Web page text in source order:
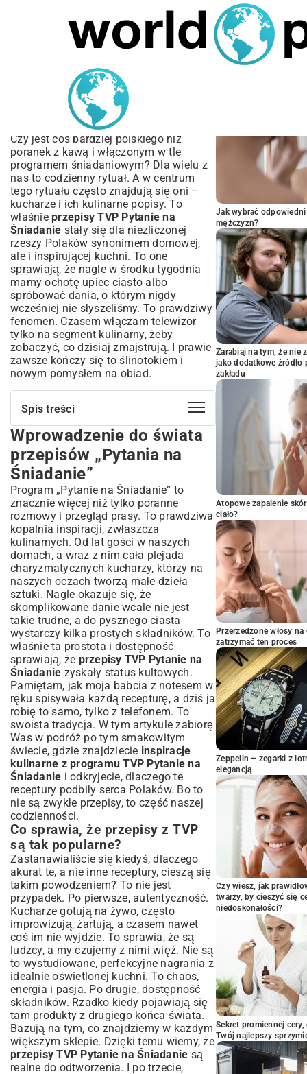
MARIUSZ ŁAMAGA 04.10.2025
Przepisy TVP Pytanie na
Śniadanie – Twoja Brama
do Kulinarnych Inspiracji
Czy jest coś bardziej polskiego niż
poranek z kawą i włączonym w tle
programem śniadaniowym? Dla wielu z
nas to codzienny rytuał. A w centrum
tego rytuału często znajdują się oni –
kucharze i ich kulinarne popisy. To
właśnie przepisy TVP Pytanie na
Śniadanie stały się dla niezliczonej
rzeszy Polaków synonimem domowej,
ale i inspirującej kuchni. To one
sprawiają, że nagle w środku tygodnia
mamy ochotę upiec ciasto albo
spróbować dania, o którym nigdy
wcześniej nie słyszeliśmy. To prawdziwy
fenomen. Czasem włączam telewizor
tylko na segment kulinarny, żeby
zobaczyć, co dzisiaj zmajstrują. I prawie
zawsze kończy się to ślinotokiem i
nowym pomysłem na obiad.
Spis treści
Wprowadzenie do świata przepisów
„Pytania na Śniadanie”
Co sprawia, że przepisy z TVP są tak
popularne?
Przegląd najpopularniejszych kategorii
przepisów
Słodkości i desery – od klasyki po
nowoczesność
Obiady i kolacje – inspiracje na każdy dzień
Zdrowe i szybkie propozycje na śniadanie
Kultowi kucharze i ich niezapomniane
dania
Sekrety kuchni Jurka Nogala i innych
gwiazd kulinarnych
Jak odtworzyć przepisy znane z ekranu?
Przepisy sezonowe i świąteczne
inspiracje
Smaki lata, jesieni, zimy i wiosny na twoim
stole
Praktyczne porady i triki kulinarne
Jak gotować ekonomicznie z „Pytaniem na
Śniadanie”?
Składniki, zamienniki i sprytne rozwiązania
Gdzie znaleźć wszystkie przepisy z
„Pytania na Śniadanie”?
Oficjalne źródła i społeczność fanów
Podsumowanie: Twoja kulinarna podróż
z TVP
Wprowadzenie do świata
przepisów „Pytania na
Śniadanie”
Program „Pytanie na Śniadanie” to
znacznie więcej niż tylko poranne
rozmowy i przegląd prasy. To prawdziwa
kopalnia inspiracji, zwłaszcza
kulinarnych. Od lat gości w naszych
domach, a wraz z nim cała plejada
charyzmatycznych kucharzy, którzy na
naszych oczach tworzą małe dzieła
sztuki. Nagle okazuje się, że
skomplikowane danie wcale nie jest
takie trudne, a do pysznego ciasta
wystarczy kilka prostych składników. To
właśnie ta prostota i dostępność
sprawiają, że przepisy TVP Pytanie na
Śniadanie zyskały status kultowych.
Pamiętam, jak moja babcia z notesem w
ręku spisywała każdą recepturę, a dziś ja
robię to samo, tylko z telefonem. To
swoista tradycja. W tym artykule zabiorę
Was w podróż po tym smakowitym
świecie, gdzie znajdziecie inspiracje
kulinarne z programu TVP Pytanie na
Śniadanie i odkryjecie, dlaczego te
receptury podbiły serca Polaków. Bo to
nie są zwykłe przepisy, to część naszej
codzienności.
Co sprawia, że przepisy z TVP
są tak popularne?
Zastanawialiście się kiedyś, dlaczego
akurat te, a nie inne receptury, cieszą się
takim powodzeniem? To nie jest
przypadek. Po pierwsze, autentyczność.
Kucharze gotują na żywo, często
improwizują, żartują, a czasem nawet
coś im nie wyjdzie. To sprawia, że są
ludzcy, a my czujemy z nimi więź. Nie są
to wystudiowane, perfekcyjne nagrania z
idealnie oświetlonej kuchni. To chaos,
energia i pasja. Po drugie, dostępność
składników. Rzadko kiedy pojawiają się
tam produkty z drugiego końca świata.
Bazują na tym, co znajdziemy w każdym
większym sklepie. Dzięki temu wiemy, że
przepisy TVP Pytanie na Śniadanie są
realne do odtworzenia. I po trzecie,
Jak wybrać
mężczyzn?
Zarabiaj na tym, że nie
jako dodatkowe
zakładu
Atopowe zapalenie
ciało?
Przerzedzone włosy
zatrzymać ten proces
Zeppelin – zegarki z
elegancją
Czy wiesz, jak
twarzy, by cieszyć się
niedoskonałości?
Sekret promiennej
Twój najlepszy